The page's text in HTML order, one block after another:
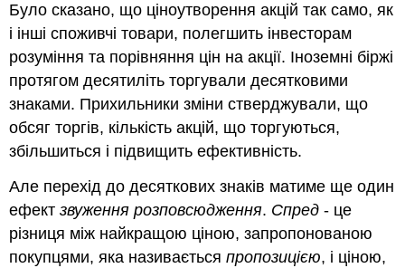
Було сказано, що ціноутворення акцій так само, як
і інші споживчі товари, полегшить інвесторам
розуміння та порівняння цін на акції. Іноземні біржі
протягом десятиліть торгували десятковими
знаками. Прихильники зміни стверджували, що
обсяг торгів, кількість акцій, що торгуються,
збільшиться і підвищить ефективність.
Але перехід до десяткових знаків матиме ще один
ефектзвуження розповсюдження. Спред - це
різниця між найкращою ціною, запропонованою
покупцями, яка називаєтьсяпропозицією, і ціною,